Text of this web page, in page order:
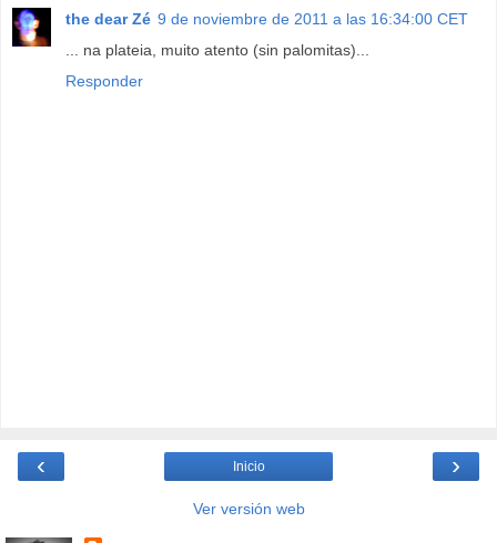
the dear Zé 9 de noviembre de 2011 a las 16:34:00 CET
... na plateia, muito atento (sin palomitas)...
Responder
‹ ›
Inicio
Ver versión web